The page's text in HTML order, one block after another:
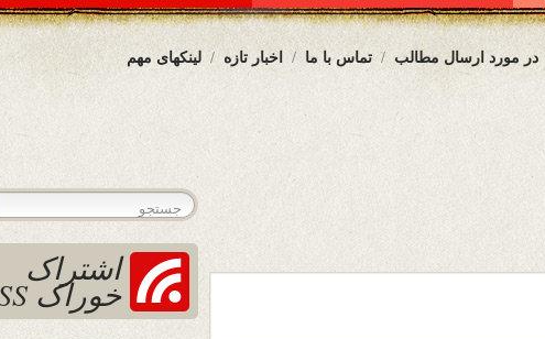
لینکهای مهم اخبار تازه تماس با ما در مورد ارسال مطالب
اشتراک
خوراک RSS